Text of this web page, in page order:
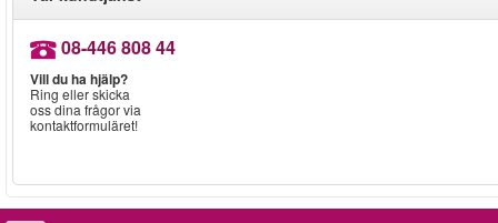
08-446 808 44
Vill du ha hjälp?
Ring eller skicka
oss dina frågor via
kontaktformuläret!